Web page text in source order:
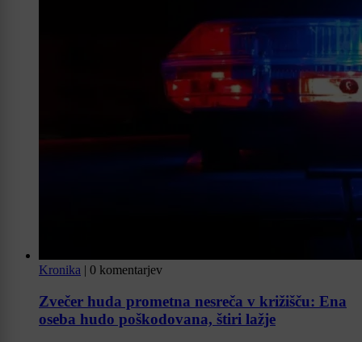
Kronika | 0 komentarjev
Zvečer huda prometna nesreča v križišču: Ena
oseba hudo poškodovana, štiri lažje